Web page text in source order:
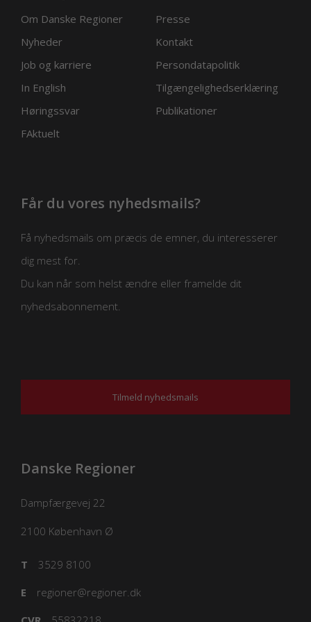
kopierer, så initiativet herved bliver drivkraft for
Initiativet anerkendes også af personalet som
værdifuldt.
igtigt, at personalet føler, at
behandlingen og gerne påvirker arbejdsmiljøet i positiv
retning.
Om Danske Regioner
Presse
Nyheder
Kontakt
Job og karriere
Persondatapolitik
In English
Tilgængelighedserklæring
Høringssvar
Publikationer
FAktuelt
Får du vores nyhedsmails?
Få nyhedsmails om præcis de emner, du interesserer
dig mest for.
Du kan når som helst ændre eller framelde dit
nyhedsabonnement.
Tilmeld nyhedsmails
Danske Regioner
Dampfærgevej 22
2100 København Ø
3529 8100
T
regioner@regioner.dk
E